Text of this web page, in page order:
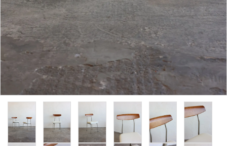
その他
BRAND
お気に入りリスト
卸販売
デザイナーまとめ